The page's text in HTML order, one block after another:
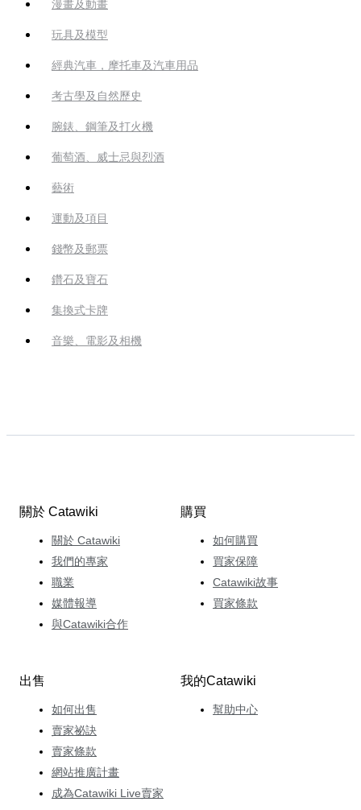
漫畫及動畫
玩具及模型
經典汽車，摩托車及汽車用品
考古學及自然歷史
腕錶、鋼筆及打火機
葡萄酒、威士忌與烈酒
藝術
運動及項目
錢幣及郵票
鑽石及寶石
集換式卡牌
音樂、電影及相機
關於 Catawiki
關於 Catawiki
我們的專家
職業
媒體報導
與Catawiki合作
購買
如何購買
買家保障
Catawiki故事
買家條款
出售
如何出售
賣家祕訣
賣家條款
網站推廣計畫
成為Catawiki Live賣家
我的Catawiki
幫助中心